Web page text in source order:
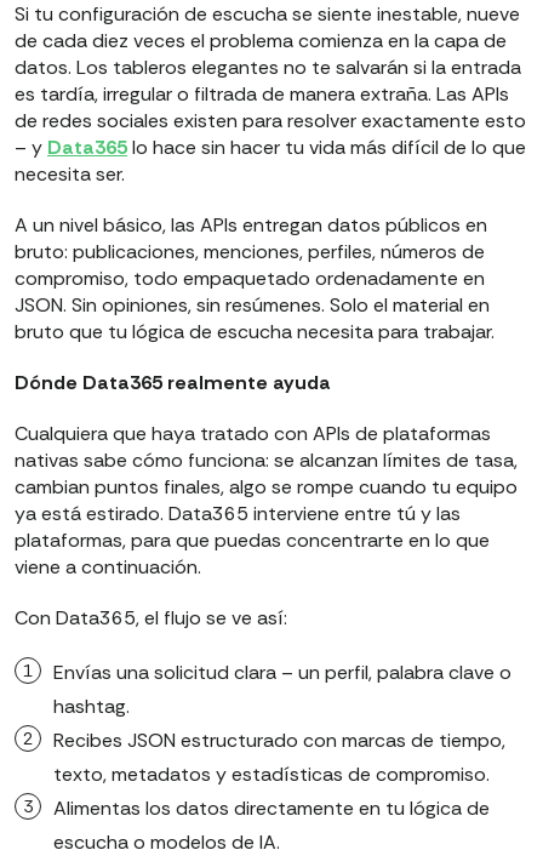
Si tu configuración de escucha se siente inestable, nueve
de cada diez veces el problema comienza en la capa de
datos. Los tableros elegantes no te salvarán si la entrada
es tardía, irregular o filtrada de manera extraña. Las APIs
de redes sociales existen para resolver exactamente esto
– y Data365lo hace sin hacer tu vida más difícil de lo que
necesita ser.
A un nivel básico, las APIs entregan datos públicos en
bruto: publicaciones, menciones, perfiles, números de
compromiso, todo empaquetado ordenadamente en
JSON. Sin opiniones, sin resúmenes. Solo el material en
bruto que tu lógica de escucha necesita para trabajar.
Dónde Data365 realmente ayuda
Cualquiera que haya tratado con APIs de plataformas
nativas sabe cómo funciona: se alcanzan límites de tasa,
cambian puntos finales, algo se rompe cuando tu equipo
ya está estirado. Data365 interviene entre tú y las
plataformas, para que puedas concentrarte en lo que
viene a continuación.
Con Data365, el flujo se ve así:
Envías una solicitud clara – un perfil, palabra clave o
hashtag.
Recibes JSON estructurado con marcas de tiempo,
texto, metadatos y estadísticas de compromiso.
Alimentas los datos directamente en tu lógica de
escucha o modelos de IA.